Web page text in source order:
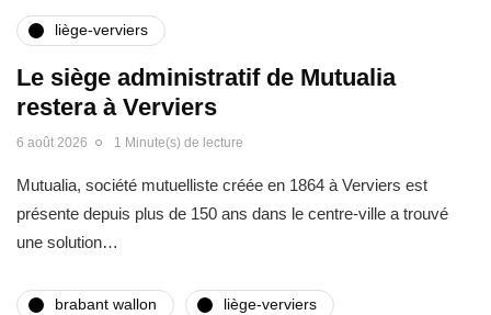
liège-verviers
Le siège administratif de Mutualia
restera à Verviers
6 août 2026 1 Minute(s) de lecture
Mutualia, société mutuelliste créée en 1864 à Verviers est
présente depuis plus de 150 ans dans le centre-ville a trouvé
une solution…
brabant wallon liège-verviers